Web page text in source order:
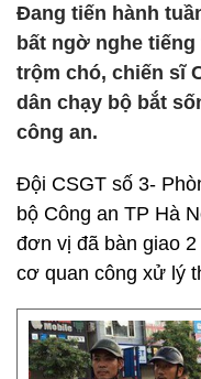
Đang tiến hành
bất ngờ nghe
trộm chó, chiến sĩ
dân chạy bộ bắt
công an.
Đội CSGT số 3-
bộ Công an TP Hà
đơn vị đã bàn giao 2
cơ quan công xử lý